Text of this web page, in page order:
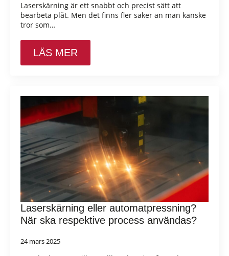
Laserskärning är ett snabbt och precist sätt att
bearbeta plåt. Men det finns fler saker än man kanske
tror som…
LÄS MER
Laserskärning eller automatpressning?
När ska respektive process användas?
24 mars 2025